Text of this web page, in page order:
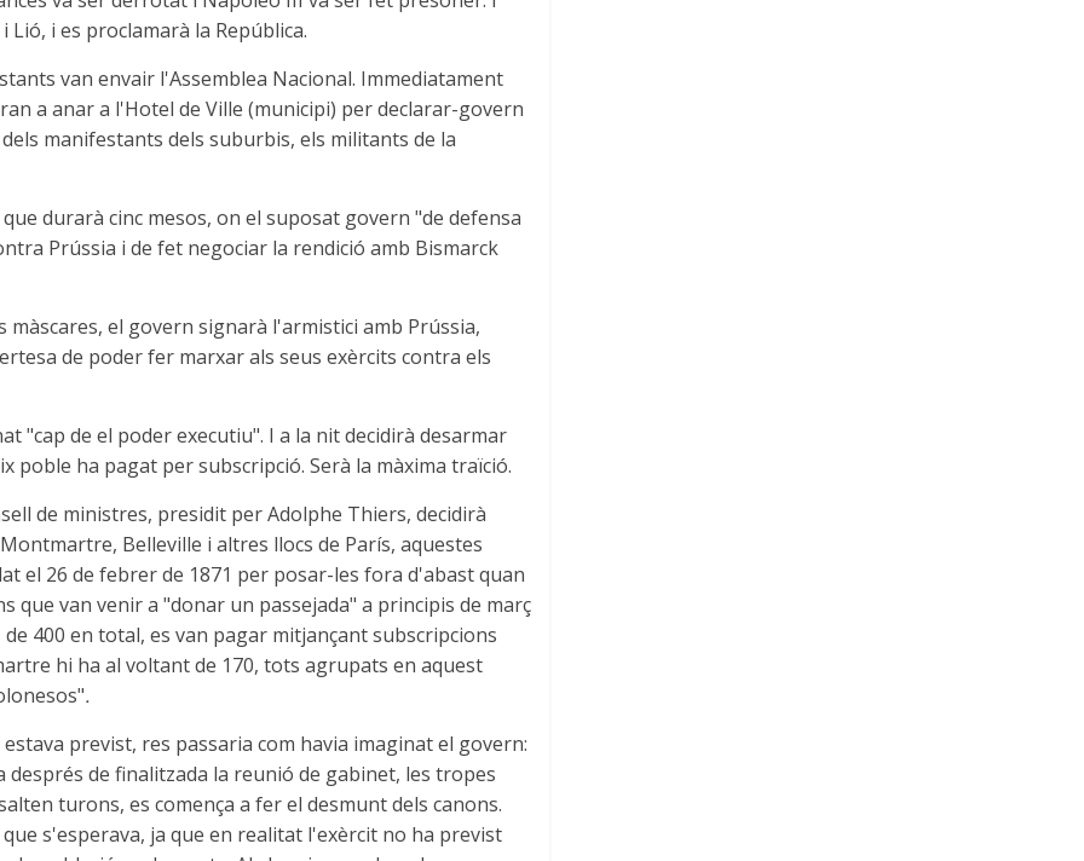
i es proclamarà la República.
van envair l'Assemblea Nacional. Immediatament
a anar a l'Hotel de Ville (municipi) per declarar-govern
manifestants dels suburbis, els militants de la
durarà cinc mesos, on el suposat govern "de defensa
Prússia i de fet negociar la rendició amb Bismarck
màscares, el govern signarà l'armistici amb Prússia,
de poder fer marxar als seus exèrcits contra els
"cap de el poder executiu". I a la nit decidirà desarmar
poble ha pagat per subscripció. Serà la màxima traïció.
de ministres, presidit per Adolphe Thiers, decidirà
Belleville i altres llocs de París, aquestes
el 26 de febrer de 1871 per posar-les fora d'abast quan
que van venir a "donar un passejada" a principis de març
400 en total, es van pagar mitjançant subscripcions
hi ha al voltant de 170, tots agrupats en aquest
.
previst, res passaria com havia imaginat el govern:
de finalitzada la reunió de gabinet, les tropes
turons, es comença a fer el desmunt dels canons.
s'esperava, ja que en realitat l'exèrcit no ha previst